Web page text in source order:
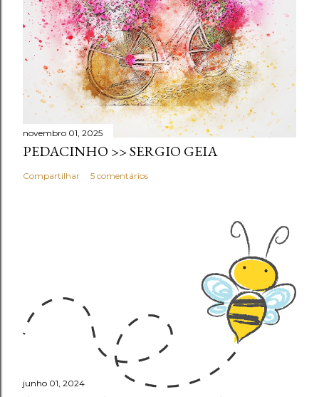
novembro 01, 2025
PEDACINHO >> SERGIO GEIA
Compartilhar 5 comentários
junho 01, 2024